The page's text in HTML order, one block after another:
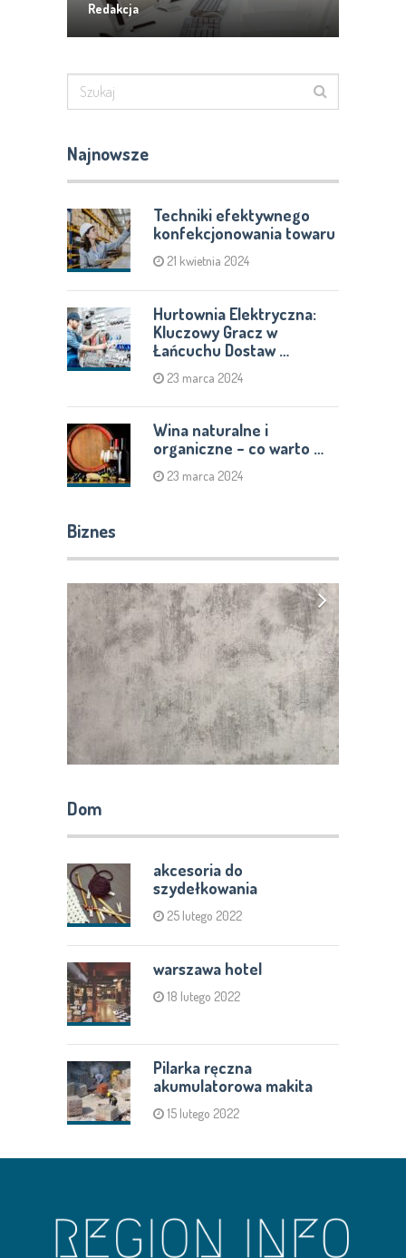
Redakcja
Najnowsze
Techniki efektywnego
konfekcjonowania towaru
21 kwietnia 2024
Hurtownia Elektryczna:
Kluczowy Gracz w
Łańcuchu Dostaw …
23 marca 2024
Wina naturalne i
organiczne – co warto …
23 marca 2024
Biznes
Dom
akcesoria do
szydełkowania
25 lutego 2022
warszawa hotel
18 lutego 2022
Pilarka ręczna
akumulatorowa makita
15 lutego 2022